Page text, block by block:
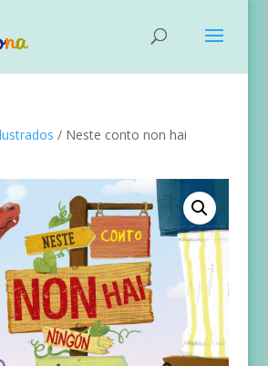
/ Neste conto non hai